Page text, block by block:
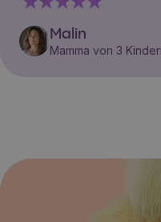
Malin
Mamma von 3